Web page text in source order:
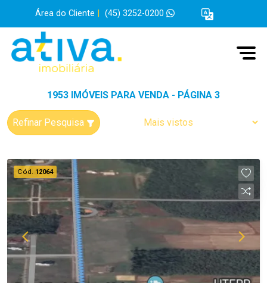
Área do Cliente (45) 3252-0200
1953 IMÓVEIS PARA VENDA - PÁGINA 3
Refinar Pesquisa
Cód. 12064